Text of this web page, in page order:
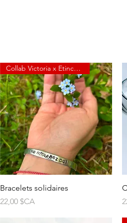
Aperçu rapide
Collab Victoria x Etincelle
Bracelets solidaires
Prix
22,00 $CA